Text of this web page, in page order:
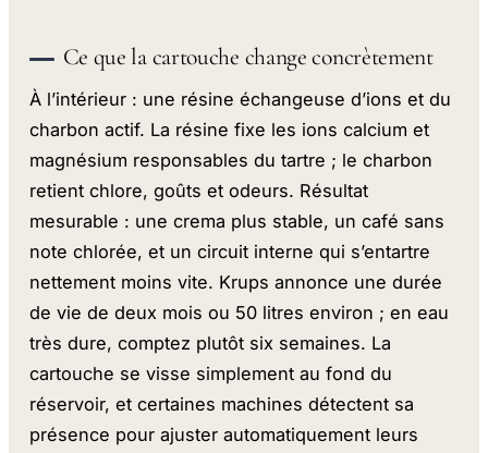
Ce que la cartouche change concrètement
À l’intérieur : une résine échangeuse d’ions et du
charbon actif. La résine fixe les ions calcium et
magnésium responsables du tartre ; le charbon
retient chlore, goûts et odeurs. Résultat
mesurable : une crema plus stable, un café sans
note chlorée, et un circuit interne qui s’entartre
nettement moins vite. Krups annonce une durée
de vie de deux mois ou 50 litres environ ; en eau
très dure, comptez plutôt six semaines. La
cartouche se visse simplement au fond du
réservoir, et certaines machines détectent sa
présence pour ajuster automatiquement leurs